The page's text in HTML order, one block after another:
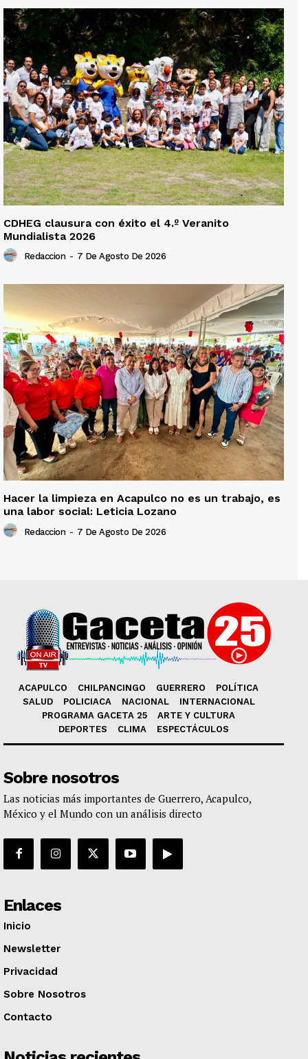
CDHEG clausura con éxito el 4.º Veranito
Mundialista 2026
Redaccion - 7 De Agosto De 2026
Hacer la limpieza en Acapulco no es un trabajo, es
una labor social: Leticia Lozano
Redaccion - 7 De Agosto De 2026
ACAPULCO CHILPANCINGO GUERRERO
POLÍTICA
SALUD
POLICIACA NACIONAL
INTERNACIONAL
PROGRAMA GACETA 25
ARTE Y CULTURA
DEPORTES
CLIMA ESPECTÁCULOS
Sobre nosotros
Las noticias más importantes de Guerrero, Acapulco,
México y el Mundo con un análisis directo
Enlaces
Inicio
Newsletter
Privacidad
Sobre Nosotros
Contacto